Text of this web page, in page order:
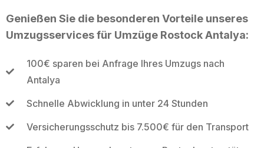
Genießen Sie die besonderen Vorteile unseres
Umzugsservices für Umzüge Rostock Antalya:
100€ sparen bei Anfrage Ihres Umzugs nach
Antalya
Schnelle Abwicklung in unter 24 Stunden
Versicherungsschutz bis 7.500€ für den Transport